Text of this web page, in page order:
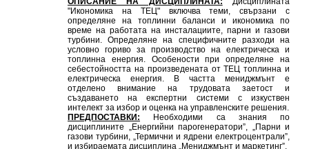
"Икономика на ТЕЦ" включва теми, свързани с
определяне на топлинни баланси и икономика по
време на работата на инсталациите, парни и газови
турбини. Определяне на специфичните разходи на
условно гориво за производство на електрическа и
топлинна енергия. Особености при определяне на
себестойността на произведената от ТЕЦ топлинна и
електрическа енергия. В частта мениджмънт е
отделено внимание на трудовата заетост и
създаването на експертни системи с изкуствен
интелект за избор и оценка на управленските решения.
ПРЕДПОСТАВКИ: Необходими са знания по
дисциплините „Енергийни парогенератори”, „Парни и
газови турбини, „Термични и ядрени електроцентрали”,
и избираемата дисциплина „Мениджмънт и маркетинг”.